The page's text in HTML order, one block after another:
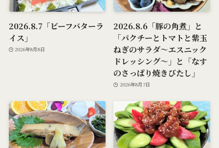
2026.8.7「ビーフバターラ
イス」
2026年8月8日
2026.8.6「豚の角煮」と
「パクチーとトマトと紫玉
ねぎのサラダ～エスニック
ドレッシング～」と「なす
のさっぱり焼きびたし」
2026年8月7日